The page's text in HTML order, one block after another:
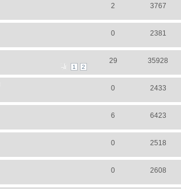
2 3767
0 2381
1 2
29 35928
0 2433
6 6423
0 2518
0 2608